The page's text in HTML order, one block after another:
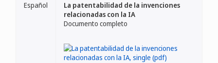
Español
La patentabilidad de la invenciones
relacionadas con la IA
Documento completo